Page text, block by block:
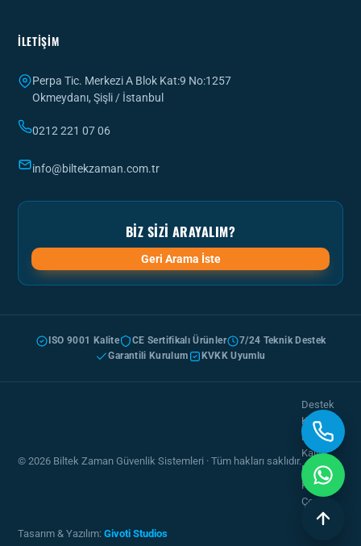
İLETIŞIM
Perpa Tic. Merkezi A Blok Kat:9 No:1257
Okmeydanı, Şişli / İstanbul
0212 221 07 06
info@biltekzaman.com.tr
BIZ SIZI ARAYALIM?
Geri Arama İste
ISO 9001 Kalite CE Sertifikalı Ürünler
7/24 Teknik Destek
Garantili Kurulum
KVKK Uyumlu
© 2026 Biltek Zaman Güvenlik Sistemleri · Tüm hakları saklıdır.
Destek
Kayıt
Formu
Kalite
Politikası
KVKK &
Çerez
Politikası
Tasarım & Yazılım: Givoti Studios